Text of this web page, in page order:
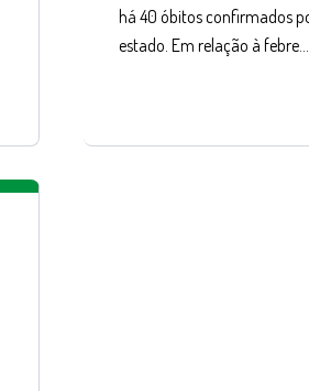
há 40 óbitos confirmados
estado. Em relação à febre…